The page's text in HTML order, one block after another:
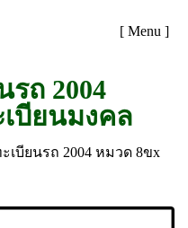
[ Menu ]
รถ 2004
บียนมงคล
เบียนรถ 2004 หมวด 8ขx